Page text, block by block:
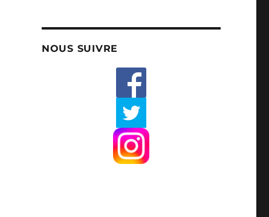
NOUS SUIVRE